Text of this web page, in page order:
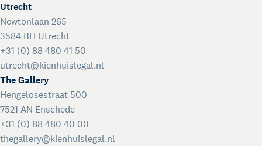
Kienhuis Legal Academy
Masterclasses en Events
Over Kienhuis Legal
Uw legal business partner
German desk
Legal business met Duitsland
The Gallery
Legal support voor startups
International desk
Utrecht
Newtonlaan 265
3584 BH Utrecht
+31 (0) 88 480 41 50
utrecht@kienhuislegal.nl
The Gallery
Hengelosestraat 500
7521 AN Enschede
+31 (0) 88 480 40 00
thegallery@kienhuislegal.nl